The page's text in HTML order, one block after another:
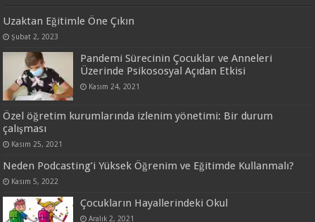
Uzaktan Eğitimle Öne Çıkın
Şubat 2, 2023
Pandemi Sürecinin Çocuklar ve Anneleri
Üzerinde Psikososyal Açıdan Etkisi
Kasım 24, 2021
Özel öğretim kurumlarında izlenim yönetimi: Bir durum
çalışması
Kasım 25, 2021
Neden Podcasting’i Yüksek Öğrenim ve Eğitimde Kullanmalı?
Kasım 5, 2022
Çocukların Hayallerindeki Okul
Aralık 2, 2021